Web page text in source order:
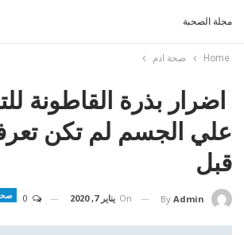
مجلة الصحبة
Home صحة ادم
اضرار بذرة القاطونة
علي الجسم لم تكن
قبل
By Admin
On يناير 7, 2020